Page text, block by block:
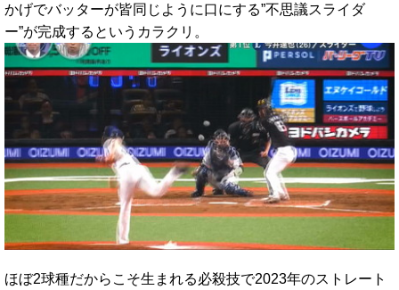
かげでバッターが皆同じように口にする”不思議スライダ
ー”が完成するというカラクリ。
ほぼ2球種だからこそ生まれる必殺技で2023年のストレート